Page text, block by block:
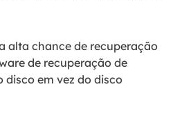
alta chance de recuperação
de recuperação de
disco em vez do disco